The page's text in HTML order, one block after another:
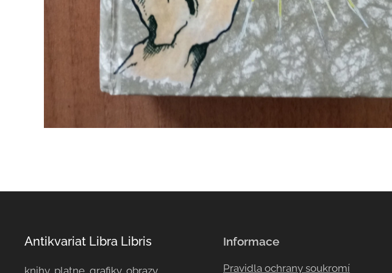
Antikvariat Libra Libris
knihy, platne, grafiky, obrazy, ...
Informace
Pravidla ochrany soukromí